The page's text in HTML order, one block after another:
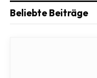
Beliebte Beiträge